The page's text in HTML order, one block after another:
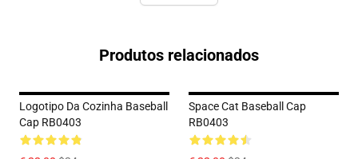
Produtos relacionados
Logotipo Da Cozinha Baseball
Cap RB0403
Space Cat Baseball Cap
RB0403